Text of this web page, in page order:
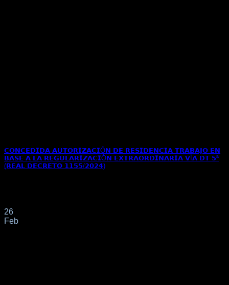
𝗖𝗢𝗡𝗖𝗘𝗗𝗜𝗗𝗔 𝗔𝗨𝗧𝗢𝗥𝗜𝗭𝗔𝗖𝗜Ó𝗡 𝗗𝗘 𝗥𝗘𝗦𝗜𝗗𝗘𝗡𝗖𝗜𝗔 𝗧𝗥𝗔𝗕𝗔𝗝𝗢 𝗘𝗡
𝗕𝗔𝗦𝗘 𝗔 𝗟𝗔 𝗥𝗘𝗚𝗨𝗟𝗔𝗥𝗜𝗭𝗔𝗖𝗜Ó𝗡 𝗘𝗫𝗧𝗥𝗔𝗢𝗥𝗗𝗜𝗡𝗔𝗥𝗜𝗔 𝗩Í𝗔 𝗗𝗧 𝟱ª
(𝗥𝗘𝗔𝗟 𝗗𝗘𝗖𝗥𝗘𝗧𝗢 𝟭𝟭𝟱𝟱/𝟮𝟬𝟮𝟰)
26
Feb